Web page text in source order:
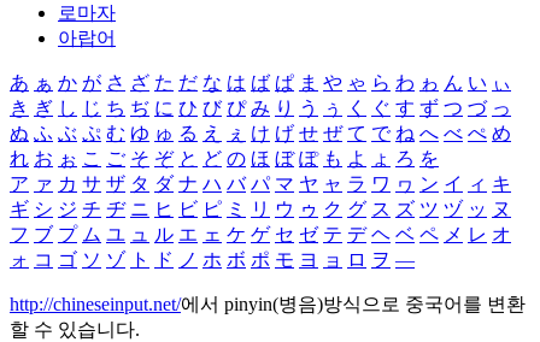
로마자
아랍어
あ ぁ か が さ ざ た だ な は ば ぱ ま や ゃ ら わ ゎ ん い ぃ
き ぎ し じ ち ぢ に ひ び ぴ み り う ぅ く ぐ す ず つ づ っ
ぬ ふ ぶ ぷ む ゆ ゅ る え ぇ け げ せ ぜ て で ね へ べ ぺ め
れ お ぉ こ ご そ ぞ と ど の ほ ぼ ぽ も よ ょ ろ を
ア ァ カ サ ザ タ ダ ナ ハ バ パ マ ヤ ャ ラ ワ ヮ ン イ ィ キ
ギ シ ジ チ ヂ ニ ヒ ビ ピ ミ リ ウ ゥ ク グ ス ズ ツ ヅ ッ ヌ
フ ブ プ ム ユ ュ ル エ ェ ケ ゲ セ ゼ テ デ ヘ ベ ペ メ レ オ
ォ コ ゴ ソ ゾ ト ド ノ ホ ボ ポ モ ヨ ョ ロ ヲ ―
http://chineseinput.net/에서 pinyin(병음)방식으로 중국어를 변환
할 수 있습니다.